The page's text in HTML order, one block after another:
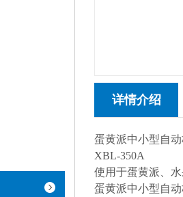
详情介绍
蛋黄派中小型自
XBL-350A
使用于蛋黄派、
蛋黄派中小型自